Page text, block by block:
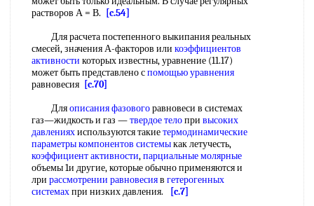
растворов А = В.
[c.54]
Для расчета постепенного выкипания реальных
смесей, значения А-факторов или коэффициентов
активности которых известны, уравнение (11.17)
может быть представлено спомощью уравнения
равновесия [c.70]
Дляописания фазовогоравновеси в системах
газ—жидкость и газ —твердое телопри высоких
давленияхиспользуются такиетермодинамические
параметрыкомпонентов системыкак летучесть,
коэффициент активности,парциальные молярные
объемы 1и другие, которые обычно применяются и
лри рассмотрении равновесияв гетерогенных
системахпри низких давления.
[c.7]